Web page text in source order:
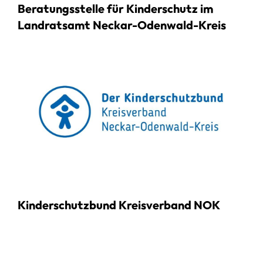
Beratungsstelle für Kinderschutz im
Landratsamt Neckar-Odenwald-Kreis
Kinderschutzbund Kreisverband NOK